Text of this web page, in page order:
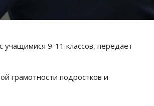
учащимися 9-11 классов, передаёт
грамотности подростков и